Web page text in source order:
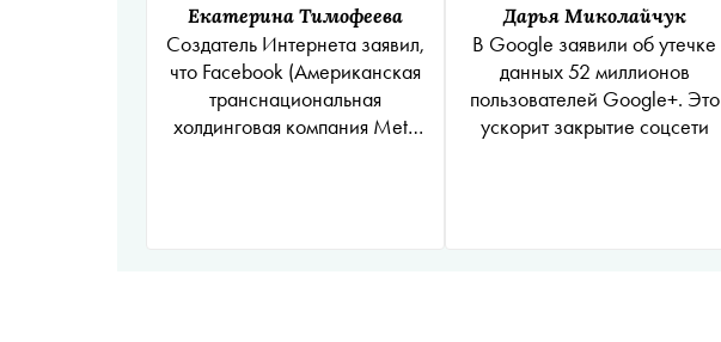
Екатерина Тимофеева
Создатель Интернета заявил,
что Facebook (Американская
транснациональная
холдинговая компания Meta
Дарья Миколайчук
В Google заявили об утечке
данных 52 миллионов
пользователей Google+. Это
ускорит закрытие соцсети